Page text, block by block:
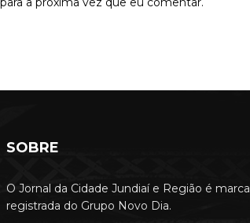
SOBRE
O Jornal da Cidade Jundiaí e Região é marca
registrada do Grupo Novo Dia.